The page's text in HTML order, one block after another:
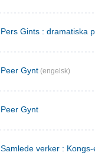
Pers Gints : dramatiska
Peer Gynt (engelsk)
Peer Gynt
Samlede verker :